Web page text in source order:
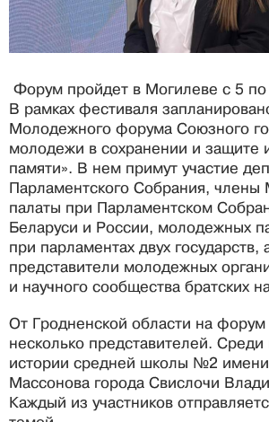
Форум пройдет в Могилеве с 5 по
В рамках фестиваля
Молодежного форума Союзного
молодежи в сохранении и защите
памяти». В нем примут участие
Парламентского Собрания,
палаты при Парламентском
Беларуси и России, молодежных
при парламентах двух государств,
представители молодежных
и научного сообщества братских
От Гродненской области на форум
несколько представителей. Среди
истории средней школы №2
Массонова города Свислочи
Каждый из участников